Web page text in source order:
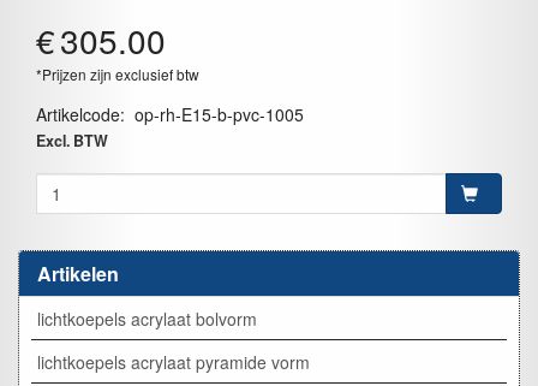
Artikelen
lichtkoepels acrylaat bolvorm
lichtkoepels acrylaat pyramide vorm
€305.00
*Prijzen zijn exclusief btw
Artikelcode: op-rh-E15-b-pvc-1005
Excl. BTW